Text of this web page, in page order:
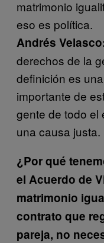
matrimonio
eso es política.
Andrés
derechos de la
definición es
importante de
gente de todo el
una causa justa.
¿Por qué
el Acuerdo de
matrimonio
contrato que
pareja, no